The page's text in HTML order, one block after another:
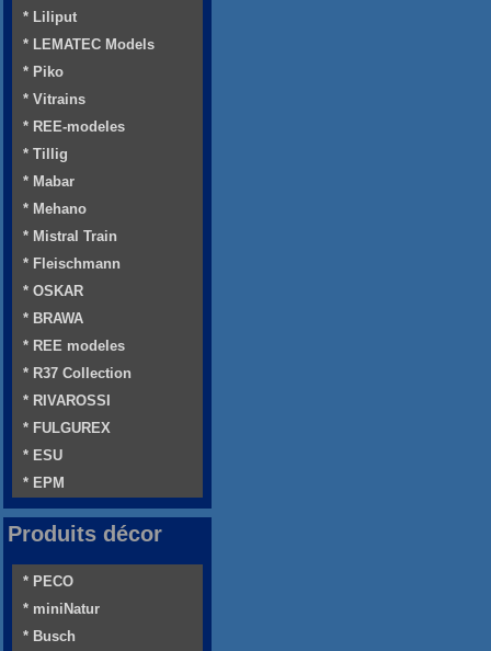
* Liliput
* LEMATEC Models
* Piko
* Vitrains
* REE-modeles
* Tillig
* Mabar
* Mehano
* Mistral Train
* Fleischmann
* OSKAR
* BRAWA
* REE modeles
* R37 Collection
* RIVAROSSI
* FULGUREX
* ESU
* EPM
Produits décor
* PECO
* miniNatur
* Busch